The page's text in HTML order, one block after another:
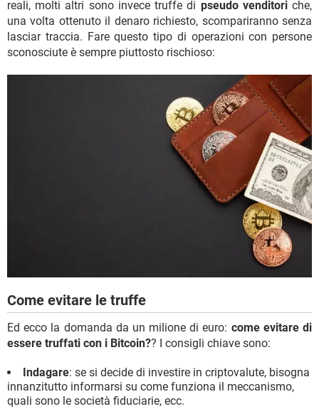
reali, molti altri sono invece truffe di pseudo venditoriche,
una volta ottenuto il denaro richiesto, scompariranno senza
lasciar traccia. Fare questo tipo di operazioni con persone
sconosciute è sempre piuttosto rischioso:
Come evitare le truffe
Ed ecco la domanda da un milione di euro: come evitare di
essere truffati con i Bitcoin?? I consigli chiave sono:
Indagare: se si decide di investire in criptovalute, bisogna
innanzitutto informarsi su come funziona il meccanismo,
quali sono le società fiduciarie, ecc.